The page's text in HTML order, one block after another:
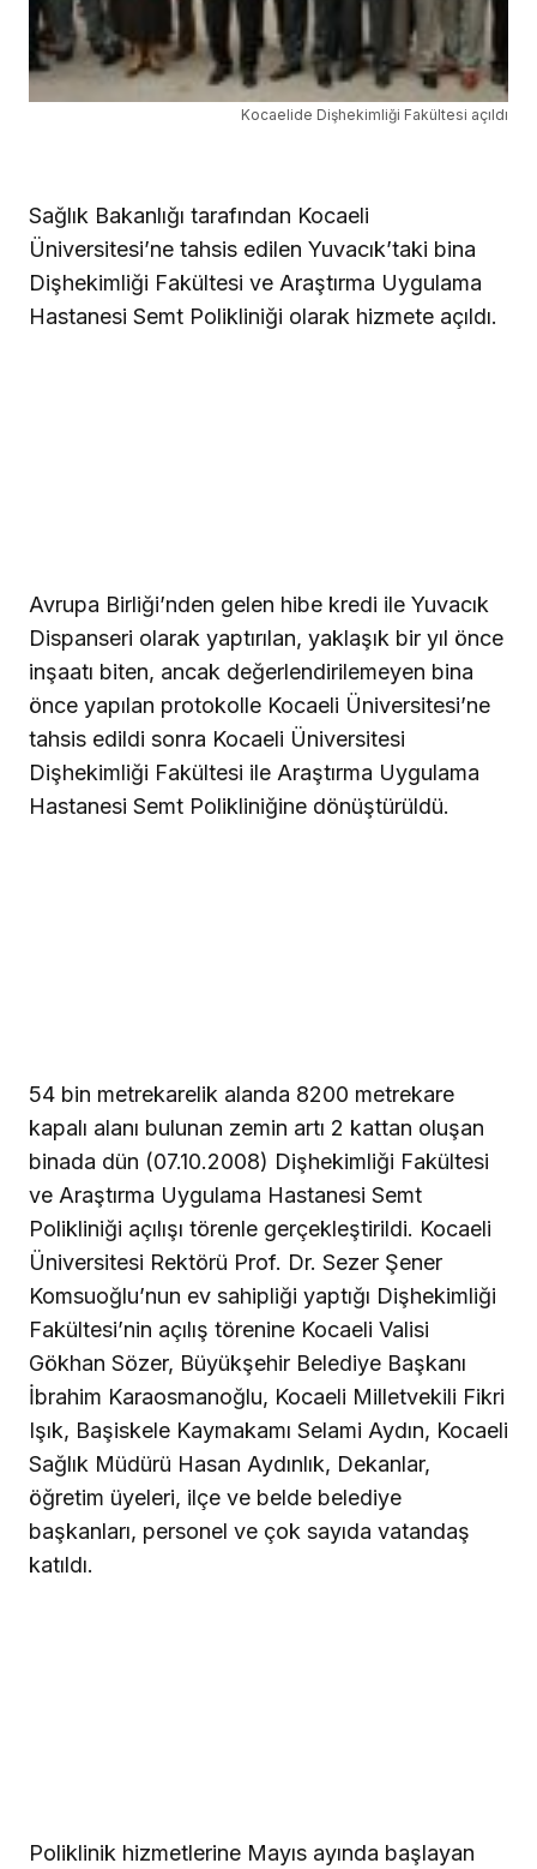
Kocaelide Dişhekimliği Fakültesi açıldı
Sağlık Bakanlığı tarafından Kocaeli
Üniversitesi’ne tahsis edilen Yuvacık’taki bina
Dişhekimliği Fakültesi ve Araştırma Uygulama
Hastanesi Semt Polikliniği olarak hizmete açıldı.
Avrupa Birliği’nden gelen hibe kredi ile Yuvacık
Dispanseri olarak yaptırılan, yaklaşık bir yıl önce
inşaatı biten, ancak değerlendirilemeyen bina
önce yapılan protokolle Kocaeli Üniversitesi’ne
tahsis edildi sonra Kocaeli Üniversitesi
Dişhekimliği Fakültesi ile Araştırma Uygulama
Hastanesi Semt Polikliniğine dönüştürüldü.
54 bin metrekarelik alanda 8200 metrekare
kapalı alanı bulunan zemin artı 2 kattan oluşan
binada dün (07.10.2008) Dişhekimliği Fakültesi
ve Araştırma Uygulama Hastanesi Semt
Polikliniği açılışı törenle gerçekleştirildi. Kocaeli
Üniversitesi Rektörü Prof. Dr. Sezer Şener
Komsuoğlu’nun ev sahipliği yaptığı Dişhekimliği
Fakültesi’nin açılış törenine Kocaeli Valisi
Gökhan Sözer, Büyükşehir Belediye Başkanı
İbrahim Karaosmanoğlu, Kocaeli Milletvekili Fikri
Işık, Başiskele Kaymakamı Selami Aydın, Kocaeli
Sağlık Müdürü Hasan Aydınlık, Dekanlar,
öğretim üyeleri, ilçe ve belde belediye
başkanları, personel ve çok sayıda vatandaş
katıldı.
Poliklinik hizmetlerine Mayıs ayında başlayan